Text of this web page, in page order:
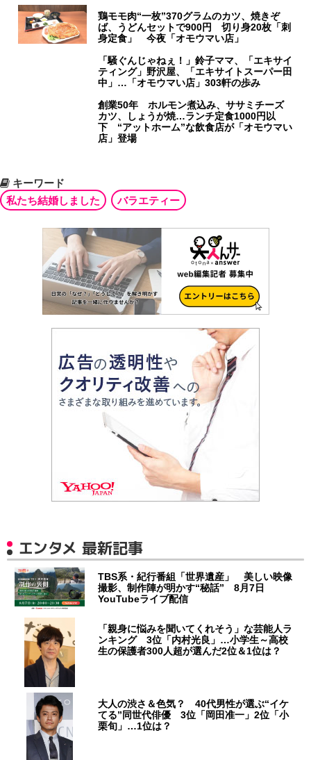
鶏モモ肉“一枚”370グラムのカツ、焼きぞ
ば、うどんセットで900円 切り身20枚「刺
身定食」 今夜「オモウマい店」
「騒ぐんじゃねぇ！」鈴子ママ、「エキサイ
ティング」野沢屋、「エキサイトスーパー田
中」…「オモウマい店」303軒の歩み
創業50年 ホルモン煮込み、ササミチーズ
カツ、しょうが焼…ランチ定食1000円以
下 “アットホーム”な飲食店が「オモウマい
店」登場
キーワード
私たち結婚しました
バラエティー
エンタメ 最新記事
TBS系・紀行番組「世界遺産」 美しい映像
撮影、制作陣が明かす“秘話” 8月7日
YouTubeライブ配信
「親身に悩みを聞いてくれそう」な芸能人ラ
ンキング 3位「内村光良」…小学生～高校
生の保護者300人超が選んだ2位＆1位は？
大人の渋さ＆色気？ 40代男性が選ぶ“イケ
てる”同世代俳優 3位「岡田准一」2位「小
栗旬」…1位は？